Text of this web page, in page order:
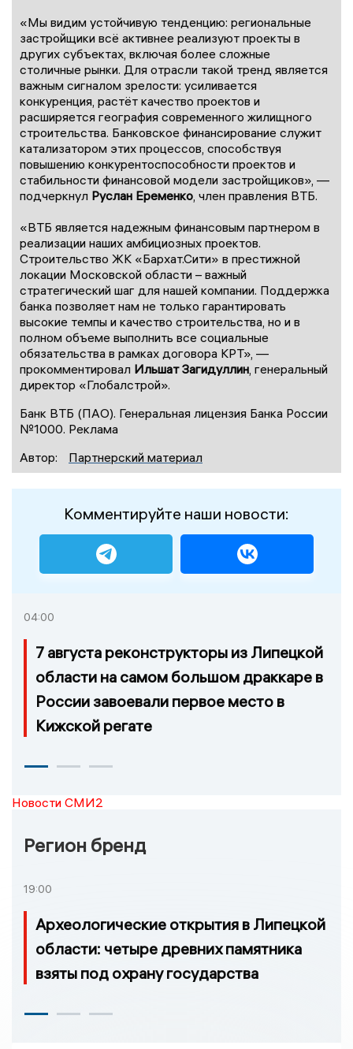
«Мы видим устойчивую тенденцию: региональные
застройщики всё активнее реализуют проекты в
других субъектах, включая более сложные
столичные рынки. Для отрасли такой тренд является
важным сигналом зрелости: усиливается
конкуренция, растёт качество проектов и
расширяется география современного жилищного
строительства. Банковское финансирование служит
катализатором этих процессов, способствуя
повышению конкурентоспособности проектов и
стабильности финансовой модели застройщиков», —
подчеркнул Руслан Еременко, член правления ВТБ.
«ВТБ является надежным финансовым партнером в
реализации наших амбициозных проектов.
Строительство ЖК «Бархат.Сити» в престижной
локации Московской области – важный
стратегический шаг для нашей компании. Поддержка
банка позволяет нам не только гарантировать
высокие темпы и качество строительства, но и в
полном объеме выполнить все социальные
обязательства в рамках договора КРТ», —
прокомментировал Ильшат Загидуллин, генеральный
директор «Глобалстрой».
Банк ВТБ (ПАО). Генеральная лицензия Банка России
№1000. Реклама
Автор:
Партнерский материал
Комментируйте наши новости:
04:00
7 августа реконструкторы из Липецкой
области на самом большом драккаре в
России завоевали первое место в
Кижской регате
Новости СМИ2
Регион бренд
19:00
Археологические открытия в Липецкой
области: четыре древних памятника
взяты под охрану государства